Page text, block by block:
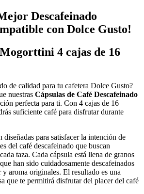
Descafeinado
con Dolce Gusto!
4 cajas de 16
de calidad para tu cafetera Dolce Gusto?
nuestras Cápsulas de Café Descafeinado
perfecta para ti. Con 4 cajas de 16
suficiente café para disfrutar durante
diseñadas para satisfacer la intención de
del café descafeinado que buscan
taza. Cada cápsula está llena de granos
han sido cuidadosamente descafeinados
y aroma originales. El resultado es una
que te permitirá disfrutar del placer del café